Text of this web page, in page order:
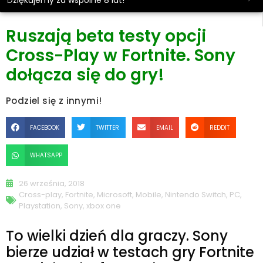
Ruszają beta testy opcji
Cross-Play w Fortnite. Sony
dołącza się do gry!
Podziel się z innymi!
FACEBOOK TWITTER EMAIL REDDIT
WHATSAPP
26 września, 2018
Cross-play, Fortnite, Microsoft, Mobile, Nintendo Switch, PC,
Playstation, Sony, xbox one
To wielki dzień dla graczy. Sony
bierze udział w testach gry Fortnite